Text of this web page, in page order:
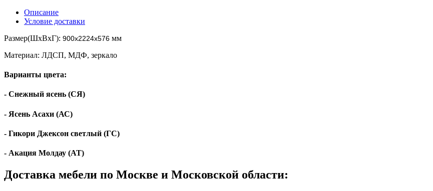
Описание
Условие доставки
Размер(ШхВхГ): 900х2224х576 мм
Материал: ЛДСП, МДФ, зеркало
Варианты цвета:
- Снежный ясень (СЯ)
- Ясень Асахи (АС)
- Гикори Джексон светлый (ГС)
- Акация Молдау (АТ)
Доставка мебели по Москве и Московской области: